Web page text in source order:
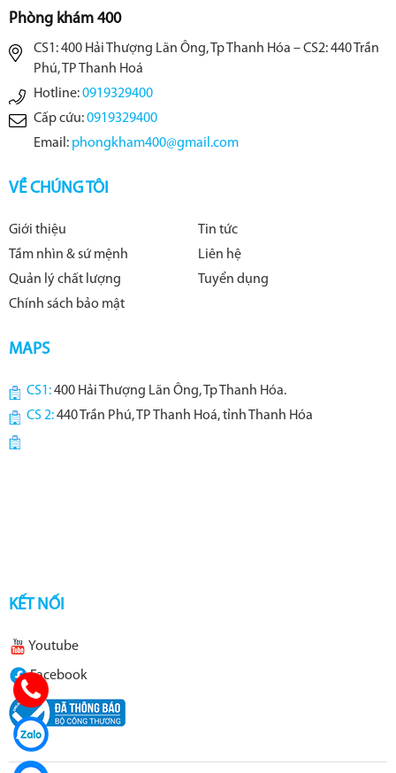
Phòng khám 400
CS1: 400 Hải Thượng Lãn Ông, Tp Thanh Hóa – CS2: 440 Trần
Phú, TP Thanh Hoá
Hotline:0919329400
Cấp cứu:0919329400
Email: phongkham400@gmail.com
VỀ CHÚNG TÔI
Giới thiệu
Tin tức
Tầm nhìn & sứ mệnh
Liên hệ
Quản lý chất lượng
Tuyển dụng
Chính sách bảo mật
MAPS
CS1:400 Hải Thượng Lãn Ông, Tp Thanh Hóa.
CS 2:440 Trần Phú, TP Thanh Hoá, tỉnh Thanh Hóa
KẾT NỐI
Youtube
Facebook